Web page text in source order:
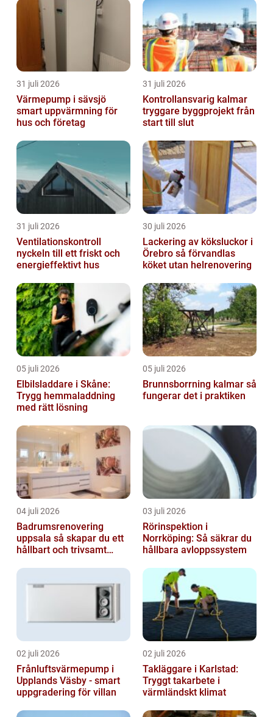
31 juli 2026
Värmepump i sävsjö
smart uppvärmning för
hus och företag
31 juli 2026
Kontrollansvarig kalmar
tryggare byggprojekt från
start till slut
31 juli 2026
Ventilationskontroll
nyckeln till ett friskt och
energieffektivt hus
30 juli 2026
Lackering av köksluckor i
Örebro så förvandlas
köket utan helrenovering
05 juli 2026
Elbilsladdare i Skåne:
Trygg hemmaladdning
med rätt lösning
05 juli 2026
Brunnsborrning kalmar så
fungerar det i praktiken
04 juli 2026
Badrumsrenovering
uppsala så skapar du ett
hållbart och trivsamt
03 juli 2026
Rörinspektion i
Norrköping: Så säkrar du
hållbara avloppssystem
02 juli 2026
Frånluftsvärmepump i
Upplands Väsby - smart
uppgradering för villan
02 juli 2026
Takläggare i Karlstad:
Tryggt takarbete i
värmländskt klimat